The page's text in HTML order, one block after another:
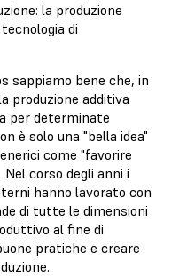
la produzione
di
sappiamo bene che, in
produzione additiva
per determinate
è solo una "bella idea"
come "favorire
corso degli anni i
hanno lavorato con
di tutte le dimensioni
al fine di
pratiche e creare